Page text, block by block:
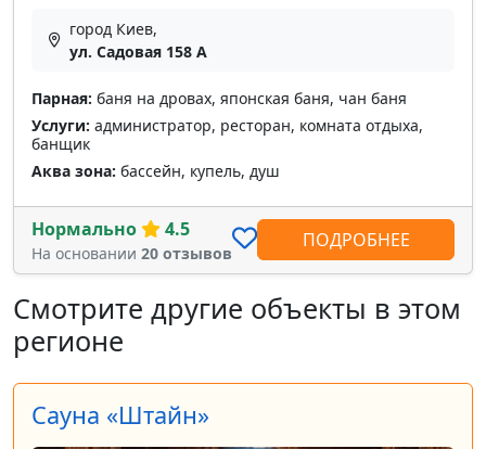
город Киев,
ул. Садовая 158 А
Парная: баня на дровах, японская баня, чан баня
Услуги: администратор, ресторан, комната отдыха,
банщик
Аква зона: бассейн, купель, душ
Нормально 4.5
На основании 20 отзывов
ПОДРОБНЕЕ
Смотрите другие объекты в этом
регионе
Сауна «Штайн»